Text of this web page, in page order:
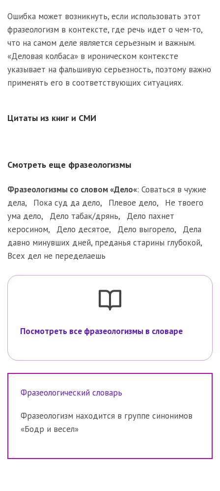
Ошибка может возникнуть, если использовать этот
фразеологизм в контексте, где речь идет о чем-то,
что на самом деле является серьезным и важным.
«Деловая колбаса» в ироническом контексте
указывает на фальшивую серьезность, поэтому важно
применять его в соответствующих ситуациях.
Цитаты из книг и СМИ
Смотреть еще фразеологизмы
Фразеологизмы со словом «Дело«: Соваться в чужие
дела, Пока суд да дело, Плевое дело, Не твоего
ума дело, Дело табак/дрянь, Дело пахнет
керосином, Дело десятое, Дело выгорело, Дела
давно минувших дней, преданья старины глубокой,
Всех дел не переделаешь
Посмотреть все фразеологизмы в словаре
Фразеологический словарь
Фразеологизм находится в группе синонимов
«Бодр и весел»